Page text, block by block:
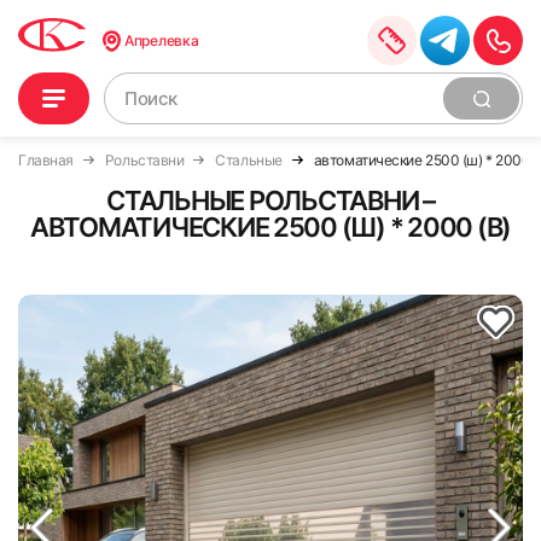
Апрелевка
Главная Рольставни Стальные автоматические 2500 (ш) * 2000
СТАЛЬНЫЕ РОЛЬСТАВНИ –
АВТОМАТИЧЕСКИЕ 2500 (Ш) * 2000 (В)